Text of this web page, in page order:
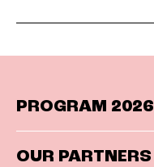
PROGRAM 2026
OUR PARTNERS